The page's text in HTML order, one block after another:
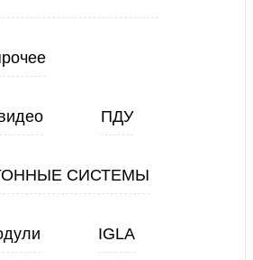
ПДУ
СИСТЕМЫ
IGLA